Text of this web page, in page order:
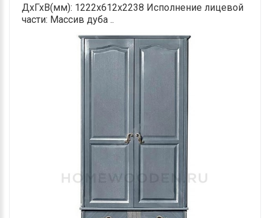
ДхГхВ(мм): 1222х612х2238 Исполнение лицевой
части: Массив дуба ..